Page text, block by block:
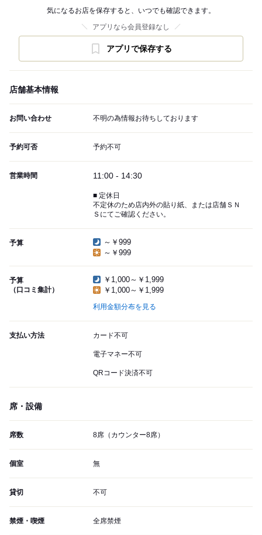
気になるお店を保存すると、いつでも確認できます。
アプリなら会員登録なし
アプリで保存する
店舗基本情報
お問い合わせ 不明の為情報お待ちしております
予約可否 予約不可
営業時間 11:00 - 14:30
■ 定休日
不定休のため店内外の貼り紙、または店舗ＳＮ
Ｓにてご確認ください。
予算
～￥999
～￥999
予算
（口コミ集計）
￥1,000～￥1,999
￥1,000～￥1,999
利用金額分布を見る
支払い方法 カード不可
電子マネー不可
QRコード決済不可
席・設備
席数 8席（カウンター8席）
個室 無
貸切 不可
禁煙・喫煙 全席禁煙